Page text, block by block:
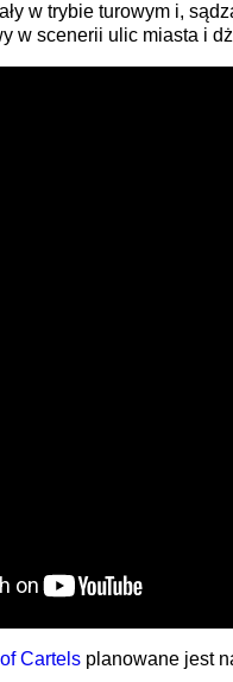
w trybie turowym i,
w scenerii ulic miasta i
Cartels planowane jest